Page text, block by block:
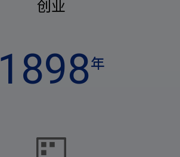
创业
1898年